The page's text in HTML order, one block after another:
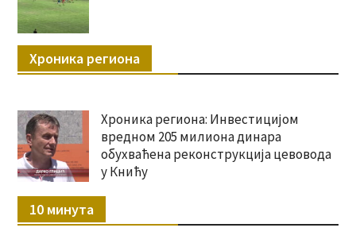
Хроника региона
Хроника региона: Инвестицијом
вредном 205 милиона динара
обухваћена реконструкција цевовода
у Книћу
10 минута